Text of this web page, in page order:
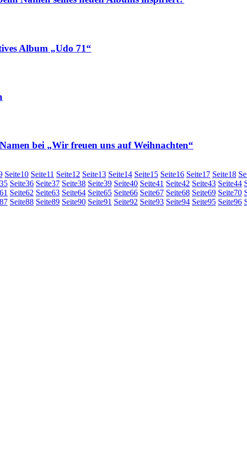
Album „Udo 71“
bei „Wir freuen uns auf Weihnachten“
Seite10 Seite11 Seite12 Seite13 Seite14 Seite15 Seite16 Seite17 Seite18
35 Seite36 Seite37 Seite38 Seite39 Seite40 Seite41 Seite42 Seite43 Seite44
61 Seite62 Seite63 Seite64 Seite65 Seite66 Seite67 Seite68 Seite69 Seite70
87 Seite88 Seite89 Seite90 Seite91 Seite92 Seite93 Seite94 Seite95 Seite96